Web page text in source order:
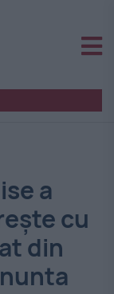
a
cu
din